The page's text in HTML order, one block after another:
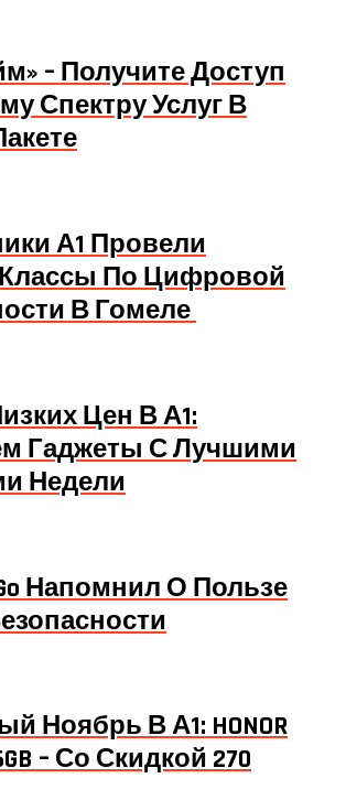
– Получите Доступ
Спектру Услуг В
А1 Провели
По Цифровой
В Гомеле
Цен В А1:
Гаджеты С Лучшими
Недели
Напомнил О Пользе
Ноябрь В А1: HONOR
– Со Скидкой 270